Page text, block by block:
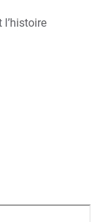
l’histoire